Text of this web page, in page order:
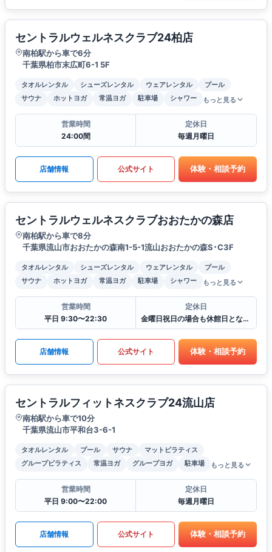
セントラルウェルネスクラブ24柏店
南柏駅から車で6分
千葉県柏市末広町6-1 5F
タオルレンタル シューズレンタル ウェアレンタル
プール
サウナ
ホットヨガ 常温ヨガ 駐車場 シャワー もっと見る
営業時間
24:00間
定休日
毎週月曜日
店舗情報 公式サイト 体験・相談予約
セントラルウェルネスクラブおおたかの森店
南柏駅から車で8分
千葉県流山市おおたかの森南1-5-1流山おおたかの森S･C3F
タオルレンタル シューズレンタル ウェアレンタル
プール
サウナ
ホットヨガ 常温ヨガ 駐車場 シャワー もっと見る
営業時間
平日 9:30〜22:30
定休日
金曜日祝日の場合も休館日となります
店舗情報 公式サイト 体験・相談予約
セントラルフィットネスクラブ24流山店
南柏駅から車で10分
千葉県流山市平和台3-6-1
タオルレンタル プール サウナ
マットピラティス
グループピラティス
常温ヨガ グループヨガ 駐車場 もっと見る
営業時間
平日 9:00〜22:00
定休日
毎週月曜日
店舗情報 公式サイト 体験・相談予約